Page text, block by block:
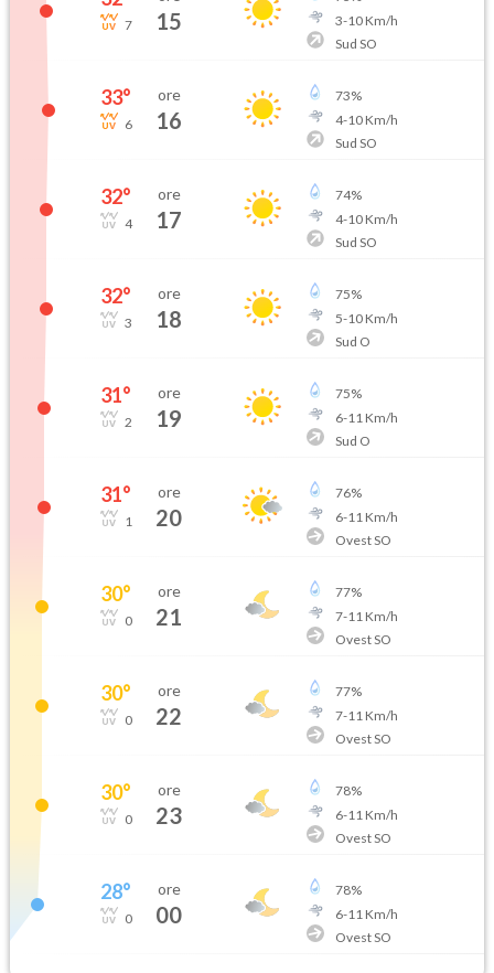
7 15
3-10Km/h
Sud SO
33°
6
ore
16
73%
4-10Km/h
Sud SO
32°
4
ore
17
74%
4-10Km/h
Sud SO
32°
3
ore
18
75%
5-10Km/h
Sud O
31°
2
ore
19
75%
6-11 Km/h
Sud O
31°
1
ore
20
76%
6-11 Km/h
Ovest SO
30°
0
ore
21
77%
7-11 Km/h
Ovest SO
30°
0
ore
22
77%
7-11 Km/h
Ovest SO
30°
0
ore
23
78%
6-11 Km/h
Ovest SO
28°
0
ore
00
78%
6-11 Km/h
Ovest SO